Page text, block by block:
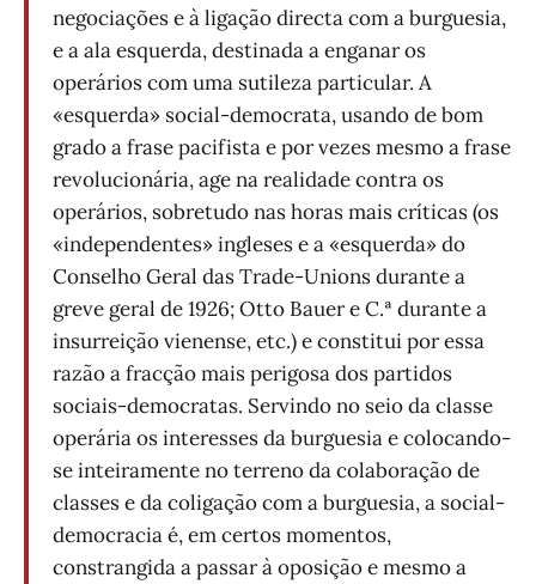
negociações e à ligação directa com a burguesia,
e a ala esquerda, destinada a enganar os
operários com uma sutileza particular. A
«esquerda» social-democrata, usando de bom
grado a frase pacifista e por vezes mesmo a frase
revolucionária, age na realidade contra os
operários, sobretudo nas horas mais críticas (os
«independentes» ingleses e a «esquerda» do
Conselho Geral das Trade-Unions durante a
greve geral de 1926; Otto Bauer e C.ª durante a
insurreição vienense, etc.) e constitui por essa
razão a fracção mais perigosa dos partidos
sociais-democratas. Servindo no seio da classe
operária os interesses da burguesia e colocando-
se inteiramente no terreno da colaboração de
classes e da coligação com a burguesia, a social-
democracia é, em certos momentos,
constrangida a passar à oposição e mesmo a